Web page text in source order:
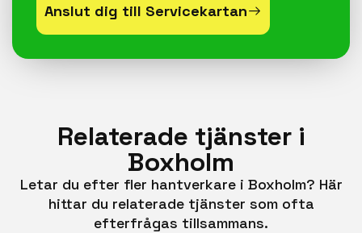
Anslut dig till Servicekartan
Relaterade tjänster i
Boxholm
Letar du efter fler hantverkare i Boxholm? Här
hittar du relaterade tjänster som ofta
efterfrågas tillsammans.